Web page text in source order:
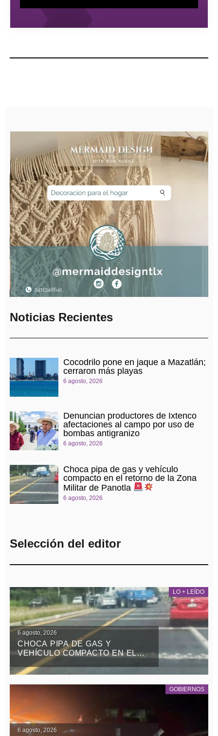
Noticias Recientes
Cocodrilo pone en jaque a Mazatlán;
cerraron más playas
6 agosto, 2026
Denuncian productores de Ixtenco
afectaciones al campo por uso de
bombas antigranizo
6 agosto, 2026
Choca pipa de gas y vehículo
compacto en el retorno de la Zona
Militar de Panotla
6 agosto, 2026
Selección del editor
LO + LEÍDO
6 agosto, 2026
CHOCA PIPA DE GAS Y
VEHÍCULO COMPACTO EN EL
RETORNO DE LA ZONA MILITAR
DE PANOTLA
GOBIERNOS
6 agosto, 2026